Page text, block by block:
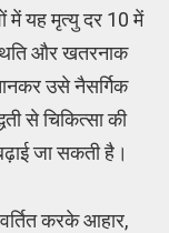
में यह मृत्यु दर 10 में
और खतरनाक
उसे नैसर्गिक
से चिकित्सा की
जा सकती है।
करके आहार,